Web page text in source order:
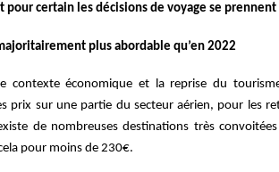
pour certain les décisions de voyage se
plus abordable qu’en 2022
contexte économique et la reprise du
prix sur une partie du secteur aérien, pour les
de nombreuses destinations très
pour moins de 230€.